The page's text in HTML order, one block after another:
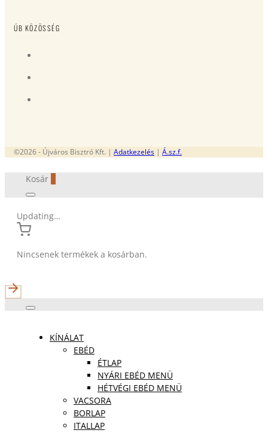
ÚB KÖZÖSSÉG
©2026 - Újváros Bisztró Kft. | Adatkezelés | Á.sz.f.
Kosár
Updating…
Nincsenek termékek a kosárban.
KÍNÁLAT
EBÉD
ÉTLAP
NYÁRI EBÉD MENÜ
HÉTVÉGI EBÉD MENÜ
VACSORA
BORLAP
ITALLAP